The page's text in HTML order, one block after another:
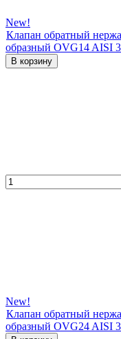
New!
Клапан обратный
образный OVG14 AISI
В корзину
New!
Клапан обратный
образный OVG24 AISI